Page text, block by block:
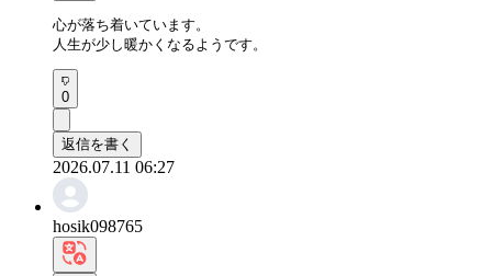
心が落ち着いています。
人生が少し暖かくなるようです。
0
返信を書く
2026.07.11 06:27
hosik098765